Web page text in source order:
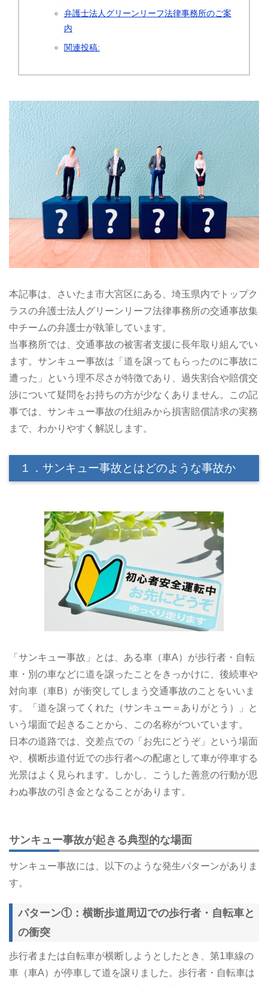
弁護士法人グリーンリーフ法律事務所のご案
内
関連投稿:
本記事は、さいたま市大宮区にある、埼玉県内でトップク
ラスの弁護士法人グリーンリーフ法律事務所の交通事故集
中チームの弁護士が執筆しています。
当事務所では、交通事故の被害者支援に長年取り組んでい
ます。サンキュー事故は「道を譲ってもらったのに事故に
遭った」という理不尽さが特徴であり、過失割合や賠償交
渉について疑問をお持ちの方が少なくありません。この記
事では、サンキュー事故の仕組みから損害賠償請求の実務
まで、わかりやすく解説します。
１．サンキュー事故とはどのような事故か
「サンキュー事故」とは、ある車（車A）が歩行者・自転
車・別の車などに道を譲ったことをきっかけに、後続車や
対向車（車B）が衝突してしまう交通事故のことをいいま
す。「道を譲ってくれた（サンキュー＝ありがとう）」と
いう場面で起きることから、この名称がついています。
日本の道路では、交差点での「お先にどうぞ」という場面
や、横断歩道付近での歩行者への配慮として車が停車する
光景はよく見られます。しかし、こうした善意の行動が思
わぬ事故の引き金となることがあります。
サンキュー事故が起きる典型的な場面
サンキュー事故には、以下のような発生パターンがありま
す。
パターン①：横断歩道周辺での歩行者・自転車と
の衝突
歩行者または自転車が横断しようとしたとき、第1車線の
車（車A）が停車して道を譲りました。歩行者・自転車は